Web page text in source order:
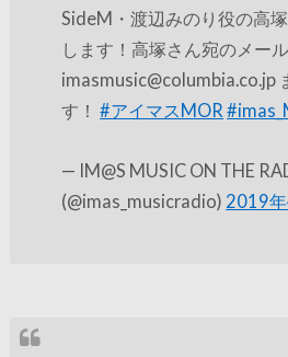
SideM・渡辺みのり役の高
します！高塚さん宛のメー
imasmusic@columbia.co.jp
す！#アイマスMOR
— IM@S MUSIC ON THE
(@imas_musicradio) 2019